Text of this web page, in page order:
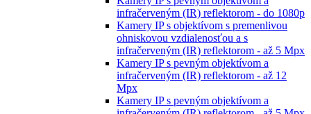
infračerveným (IR) reflektorom - do 1080p
Kamery IP s objektívom s premenlivou
ohniskovou vzdialenosťou a s
infračerveným (IR) reflektorom - až 5 Mpx
Kamery IP s pevným objektívom a
infračerveným (IR) reflektorom - až 12
Mpx
Kamery IP s pevným objektívom a